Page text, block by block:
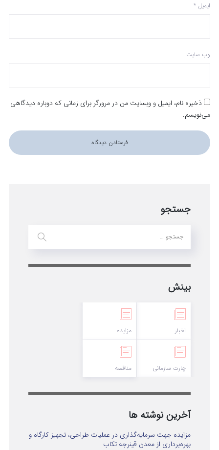
ایمیل *
وب‌ سایت
ذخیره نام، ایمیل و وبسایت من در مرورگر برای زمانی که دوباره دیدگاهی
می‌نویسم.
جستجو
بینش
اخبار
چارت سازمانی
مزایده
مناقصه
آخرین نوشته ها
مزایده جهت سرمایه‌گذاری در عملیات طراحی، تجهیز کارگاه و
بهره‌برداری از معدن قینرجه تکاب